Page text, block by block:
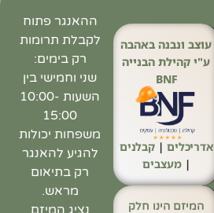
ההאנגר פתוח
לקבלת תרומות
רק בימים:
שני וחמישי בין
השעות 10:00-
15:00
משפחות יכולות
להגיע להאנגר
רק בתיאום
מראש.
נציג המיזם
עוצב ונבנה באהבה
ע"י קהילת הבנייה
BNF
אדריכלים | קבלנים
|מעצבים
המיזם הינו חלק